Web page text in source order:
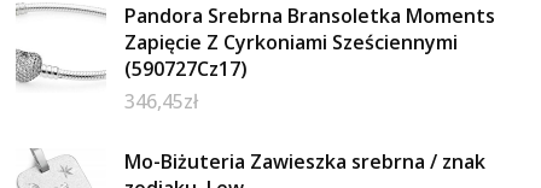
Pandora Srebrna Bransoletka Moments
Zapięcie Z Cyrkoniami Sześciennymi
(590727Cz17)
346,45zł
Mo-Biżuteria Zawieszka srebrna / znak